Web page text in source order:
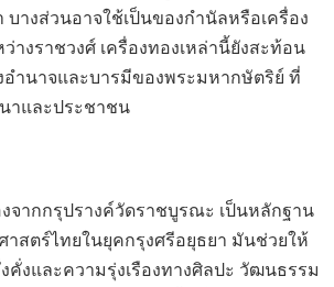
างส่วนอาจใช้เป็นของกำนัลหรือเครื่อง
างราชวงศ์ เครื่องทองเหล่านี้ยังสะท้อน
อำนาจและบารมีของพระมหากษัตริย์ ที่
าและประชาชน
จากกรุปรางค์วัดราชบูรณะ เป็นหลักฐาน
สตร์ไทยในยุคกรุงศรีอยุธยา มันช่วยให้
งคั่งและความรุ่งเรืองทางศิลปะ วัฒนธรรม